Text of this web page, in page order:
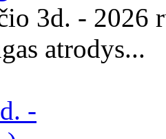
3d. - 2026
atrodys...